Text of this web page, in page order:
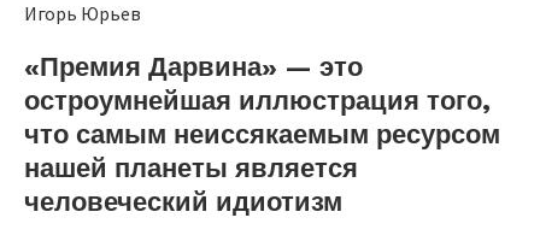
Игорь Юрьев
«Премия Дарвина» — это
остроумнейшая иллюстрация того,
что самым неиссякаемым ресурсом
нашей планеты является
человеческий идиотизм